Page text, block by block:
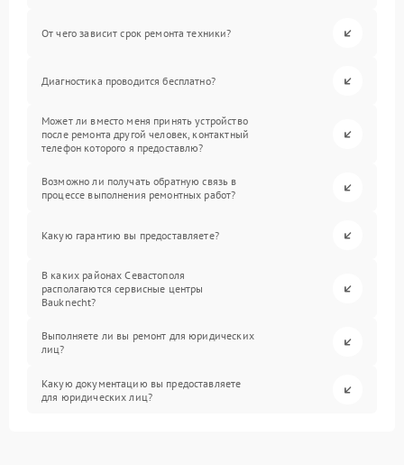
От чего зависит срок ремонта техники?
Диагностика проводится бесплатно?
Может ли вместо меня принять устройство
после ремонта другой человек, контактный
телефон которого я предоставлю?
Возможно ли получать обратную связь в
процессе выполнения ремонтных работ?
Какую гарантию вы предоставляете?
В каких районах Севастополя
располагаются сервисные центры
Bauknecht?
Выполняете ли вы ремонт для юридических
лиц?
Какую документацию вы предоставляете
для юридических лиц?